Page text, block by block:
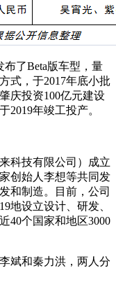
布了Beta版车型，量
式，于2017年底小批
庆投资100亿元建设
2019年竣工投产。
科技有限公司）成立
创始人李想等共同发
和制造。目前，公司
地设立设计、研发、
40个国家和地区3000
斌和秦力洪，两人分